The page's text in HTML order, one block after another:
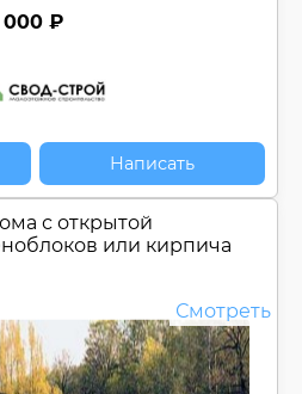
000 ₽
Написать
с открытой
или кирпича
Смотреть